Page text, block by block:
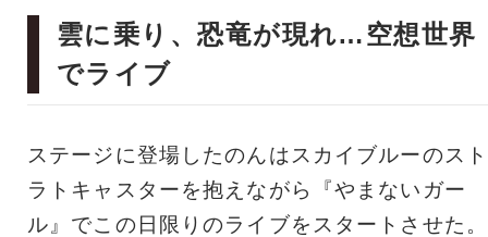
雲に乗り、恐竜が現れ…空想世界
でライブ
ステージに登場したのんはスカイブルーのスト
ラトキャスターを抱えながら『やまないガー
ル』でこの日限りのライブをスタートさせた。